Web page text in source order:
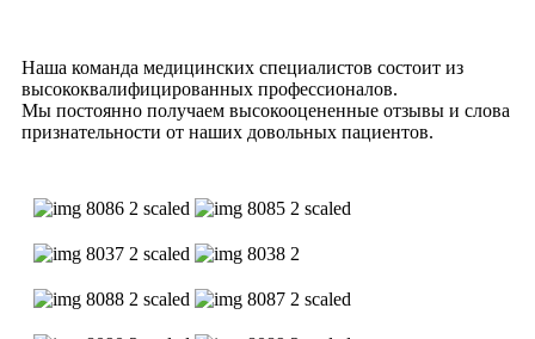
Наша команда медицинских специалистов состоит из
высококвалифицированных профессионалов.
Мы постоянно получаем высокооцененные отзывы и слова
признательности от наших довольных пациентов.